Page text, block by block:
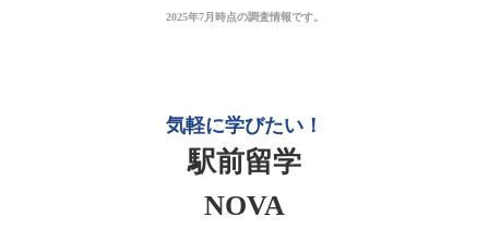
2025年7月時点の調査情報です。
気軽に学びたい！
駅前留学
NOVA